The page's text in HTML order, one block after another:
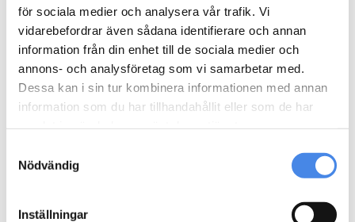
för sociala medier och analysera vår trafik. Vi
vidarebefordrar även sådana identifierare och annan
information från din enhet till de sociala medier och
annons- och analysföretag som vi samarbetar med.
Dessa kan i sin tur kombinera informationen med annan
information som du har tillhandahållit eller som de har
Nödvändig
Inställningar
Begär offert
Alla priser exkl. moms
Garantier och skötsel
Montering
Produktsäkerhet